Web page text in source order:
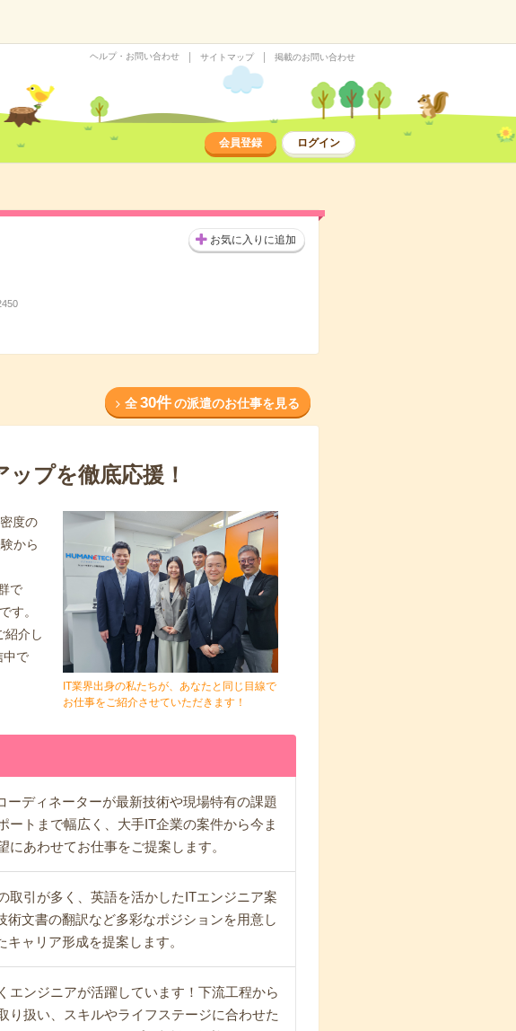
ヘルプ・お問い合わせ サイトマップ 掲載のお問い合わせ
会員登録 ログイン
お気に入りに追加
全 30件 の派遣のお仕事を見る
プを徹底応援！
度の
から
で
す。
紹介し
中で
IT業界出身の私たちが、あなたと同じ目線で
お仕事をご紹介させていただきます！
ディネーターが最新技術や現場特有の課題
ートまで幅広く、大手IT企業の案件から今ま
あわせてお仕事をご提案します。
取引が多く、英語を活かしたITエンジニア案
文書の翻訳など多彩なポジションを用意し
ャリア形成を提案します。
エンジニアが活躍しています！下流工程から
り扱い、スキルやライフステージに合わせた